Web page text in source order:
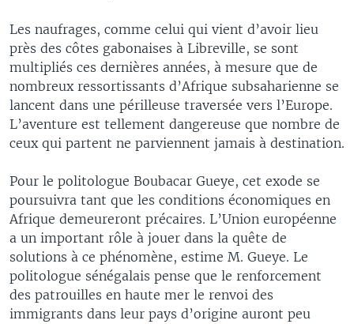
Les naufrages, comme celui qui vient d’avoir lieu
près des côtes gabonaises à Libreville, se sont
multipliés ces dernières années, à mesure que de
nombreux ressortissants d’Afrique subsaharienne se
lancent dans une périlleuse traversée vers l’Europe.
L’aventure est tellement dangereuse que nombre de
ceux qui partent ne parviennent jamais à destination.
Pour le politologue Boubacar Gueye, cet exode se
poursuivra tant que les conditions économiques en
Afrique demeureront précaires. L’Union européenne
a un important rôle à jouer dans la quête de
solutions à ce phénomène, estime M. Gueye. Le
politologue sénégalais pense que le renforcement
des patrouilles en haute mer le renvoi des
immigrants dans leur pays d’origine auront peu